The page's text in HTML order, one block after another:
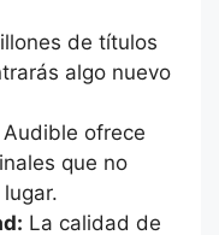
de títulos
algo nuevo
Audible ofrece
que no
La calidad de